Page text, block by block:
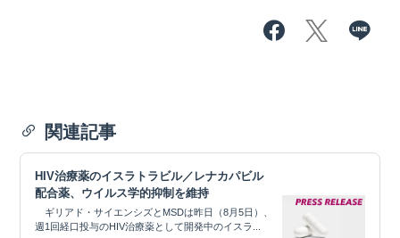
関連記事
HIV治療薬のイスラトラビル／レナカパビル
配合薬、ウイルス学的抑制を維持
ギリアド・サイエンシズとMSDは昨日（8月5日）、
週1回経口投与のHIV治療薬として開発中のイスラ...